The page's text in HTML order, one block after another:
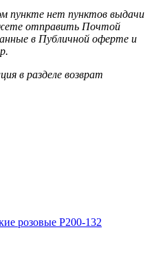
пункте нет пунктов выдачи
отправить Почтой
в Публичной оферте и
в разделе возврат